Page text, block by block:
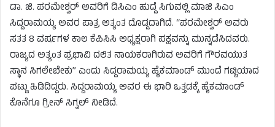
ಡಾ. ಜಿ. ಪರಮೇಶ್ವರ್ ಅವರಿಗೆ ಡಿಸಿಎಂ ಹುದ್ದೆ ಸಿಗುವಲ್ಲಿ ಮಾಜಿ ಸಿಎಂ
ಸಿದ್ದರಾಮಯ್ಯ ಅವರ ಪಾತ್ರ ಅತ್ಯಂತ ದೊಡ್ಡದಾಗಿದೆ. “ಪರಮೇಶ್ವರ್ ಅವರು
ಸತತ 8 ವರ್ಷಗಳ ಕಾಲ ಕೆಪಿಸಿಸಿ ಅಧ್ಯಕ್ಷರಾಗಿ ಪಕ್ಷವನ್ನು ಮುನ್ನಡೆಸಿದವರು.
ರಾಜ್ಯದ ಅತ್ಯಂತ ಪ್ರಭಾವಿ ದಲಿತ ನಾಯಕರಾಗಿರುವ ಅವರಿಗೆ ಗೌರವಯುತ
ಸ್ಥಾನ ಸಿಗಲೇಬೇಕು” ಎಂದು ಸಿದ್ದರಾಮಯ್ಯ ಹೈಕಮಾಂಡ್ ಮುಂದೆ ಗಟ್ಟಿಯಾದ
ಪಟ್ಟು ಹಿಡಿದಿದ್ದರು. ಸಿದ್ದರಾಮಯ್ಯ ಅವರ ಈ ಭಾರಿ ಒತ್ತಡಕ್ಕೆ ಹೈಕಮಾಂಡ್
ಕೊನೆಗೂ ಗ್ರೀನ್ ಸಿಗ್ನಲ್ ನೀಡಿದೆ.